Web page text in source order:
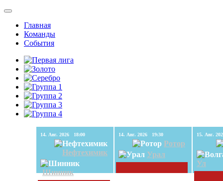
Главная
Команды
События
14. Авг. 2026 18:00
Нефтехимик
Шинник
14. Авг. 2026 19:30
Ротор
Урал
Ул